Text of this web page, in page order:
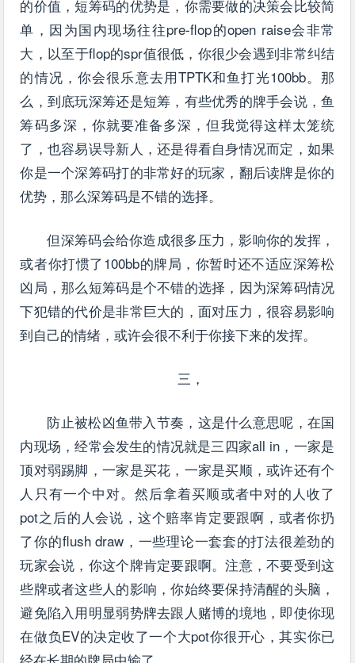
的价值，短筹码的优势是，你需要做的决策会比较简
单，因为国内现场往往pre-flop的open raise会非常
大，以至于flop的spr值很低，你很少会遇到非常纠结
的情况，你会很乐意去用TPTK和鱼打光100bb。那
么，到底玩深筹还是短筹，有些优秀的牌手会说，鱼
筹码多深，你就要准备多深，但我觉得这样太笼统
了，也容易误导新人，还是得看自身情况而定，如果
你是一个深筹码打的非常好的玩家，翻后读牌是你的
优势，那么深筹码是不错的选择。
但深筹码会给你造成很多压力，影响你的发挥，
或者你打惯了100bb的牌局，你暂时还不适应深筹松
凶局，那么短筹码是个不错的选择，因为深筹码情况
下犯错的代价是非常巨大的，面对压力，很容易影响
到自己的情绪，或许会很不利于你接下来的发挥。
三，
防止被松凶鱼带入节奏，这是什么意思呢，在国
内现场，经常会发生的情况就是三四家all in，一家是
顶对弱踢脚，一家是买花，一家是买顺，或许还有个
人只有一个中对。然后拿着买顺或者中对的人收了
pot之后的人会说，这个赔率肯定要跟啊，或者你扔
了你的flush draw，一些理论一套套的打法很差劲的
玩家会说，你这个牌肯定要跟啊。注意，不要受到这
些牌或者这些人的影响，你始终要保持清醒的头脑，
避免陷入用明显弱势牌去跟人赌博的境地，即使你现
在做负EV的决定收了一个大pot你很开心，其实你已